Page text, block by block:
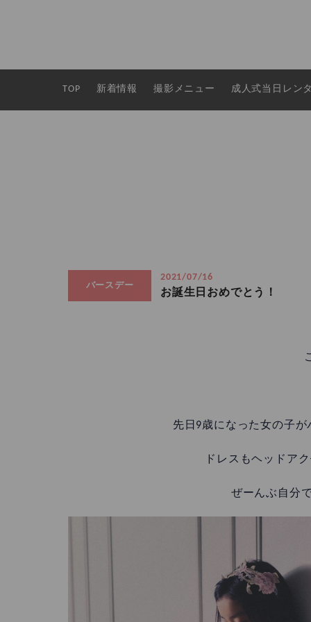
TOP 新着情報 撮影メニュー 成人式当日レン
バースデー
2021/07/16
お誕生日おめでとう！
先日9歳になった女の子
ドレスもヘッドア
ぜーんぶ自分